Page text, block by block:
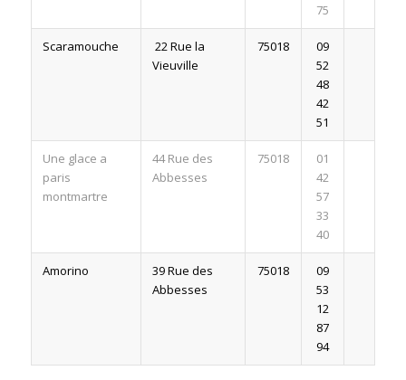
75
Scaramouche
22 Rue la
Vieuville
75018
09
52
48
42
51
Une glace a
paris
montmartre
44 Rue des
Abbesses
75018
01
42
57
33
40
Amorino
39 Rue des
Abbesses
75018
09
53
12
87
94